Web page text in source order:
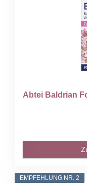
Abtei Baldrian
EMPFEHLUNG NR. 2